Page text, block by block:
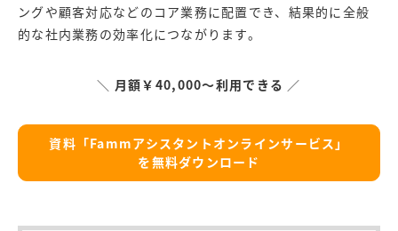
ングや顧客対応などのコア業務に配置でき、結果的に全般
的な社内業務の効率化につながります。
＼ 月額￥40,000～利用できる ／
資料「Fammアシスタントオンラインサービス」
を無料ダウンロード